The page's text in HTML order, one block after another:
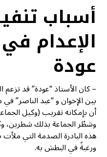
أسباب
الإعدام
عودة
– كان الأستاذ “عودة” قد تزعم
بين الإخوان و “عبد الناصر”
أن بإمكانه تقريب (وكيل
وشطْر الجماعة بذلك شطرين،
هذه البادرة الصدمة التي
ورغبةً في البطش به.